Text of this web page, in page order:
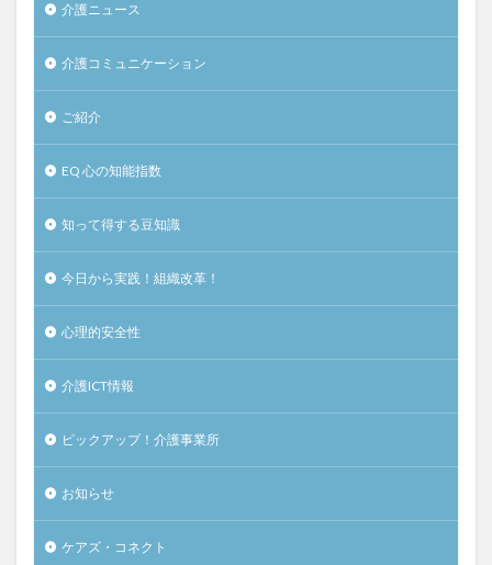
介護ニュース
介護コミュニケーション
ご紹介
EQ 心の知能指数
知って得する豆知識
今日から実践！組織改革！
心理的安全性
介護ICT情報
ピックアップ！介護事業所
お知らせ
ケアズ・コネクト